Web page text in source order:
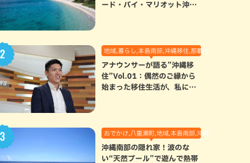
ード・バイ・マリオット沖縄
地域,暮らし,本島南部,沖縄移住,那覇市
アナウンサーが語る”沖縄移
住”Vol.01：偶然のご縁から
始まった移住生活が、私にと
おでかけ,八重瀬町,地域,本島南部,沖縄の海,自然
沖縄南部の隠れ家！波のな
い“天然プール”で遊んで熱帯